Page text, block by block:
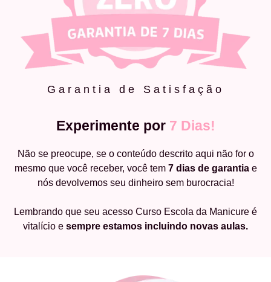
Garantia de Satisfação
Experimente por 7 Dias!
Não se preocupe, se o conteúdo descrito aqui não for o
mesmo que você receber, você tem 7 dias de garantiae
nós devolvemos seu dinheiro sem burocracia!
Lembrando que seu acesso Curso Escola da Manicure é
vitalício e sempre estamos incluindo novas aulas.